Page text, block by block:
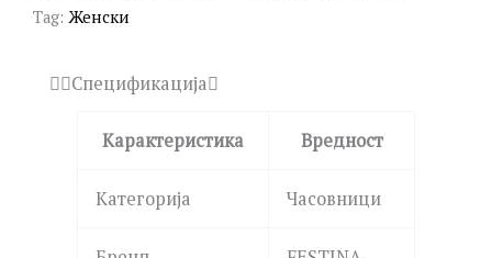
Tag: Женски
Спецификација
Карактеристика Вредност
Категорија Часовници